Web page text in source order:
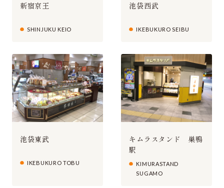
新宿京王
SHINJUKU KEIO
池袋西武
IKEBUKURO SEIBU
池袋東武
IKEBUKURO TOBU
キムラスタンド 巣鴨
駅
KIMURASTAND
SUGAMO